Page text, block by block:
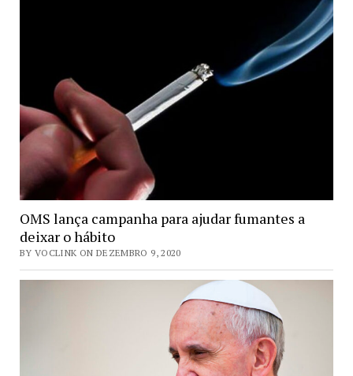
OMS lança campanha para ajudar fumantes a
deixar o hábito
BY VOCLINK ON DEZEMBRO 9, 2020